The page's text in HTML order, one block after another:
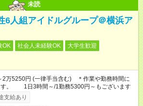
未読
6人組アイドルグループ＠横浜ア
OK 社会人未経験OK
大学生歓迎
2万5250円 (一律手当含む) ＊作業や勤務時間に
す。 1日3時間～/1勤務5300円～もございます
支給あり